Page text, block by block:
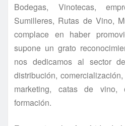
Bodegas, Vinotecas,
Sumilleres, Rutas de Vino,
complace en haber
supone un grato
nos dedicamos al sector
distribución,
marketing, catas de vino,
formación.